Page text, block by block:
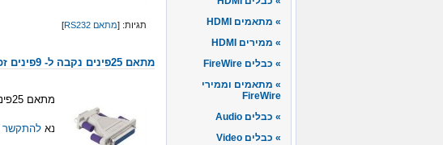
תגיות: [מתאם RS232 ]
מתאם 25פינים נקבה ל- 9פינים זכר
מתאם 25פינים נקבה ל- 9פינים זכר
נא להתקשר
מתאמים HDMI
ממירים HDMI
כבלים FireWire
מתאמים וממירי
FireWire
כבלים Audio
כבלים Video